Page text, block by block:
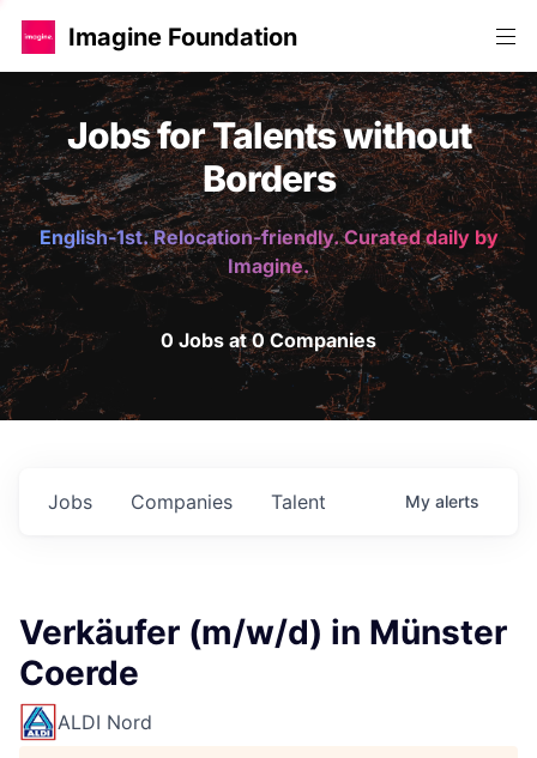
Imagine Foundation
Jobs for Talents without
Borders
English-1st. Relocation-friendly. Curated daily by
Imagine.
0 Jobs at 0 Companies
Jobs Companies Talent My alerts
Verkäufer (m/w/d) in Münster
Coerde
ALDI Nord